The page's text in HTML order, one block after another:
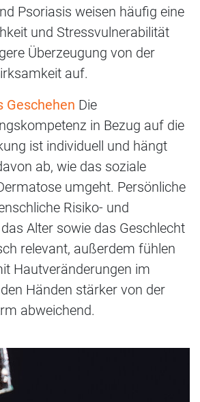
Psoriasis weisen häufig eine
und Stressvulnerabilität
Überzeugung von der
auf.
Die
in Bezug auf die
ist individuell und hängt
ab, wie das soziale
umgeht. Persönliche
Risiko- und
Alter sowie das Geschlecht
relevant, außerdem fühlen
Hautveränderungen im
Händen stärker von der
abweichend.